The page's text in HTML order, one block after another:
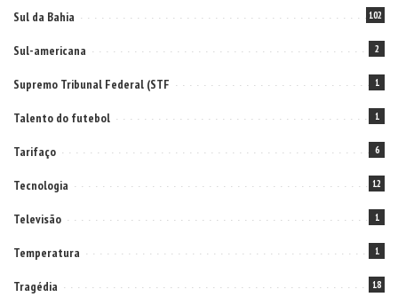
Sul da Bahia 102
Sul-americana 2
Supremo Tribunal Federal (STF 1
Talento do futebol 1
Tarifaço 6
Tecnologia 12
Televisão 1
Temperatura 1
Tragédia 18